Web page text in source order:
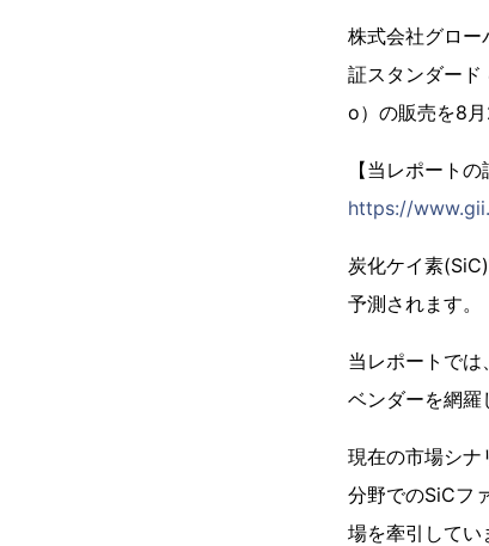
株式会社グロー
証スタンダー
o）の販売を8月
【当レポートの
https://
炭化ケイ素
予測されます。
当レポートで
ベンダーを網羅
現在の市場シナ
分野でのSiCフ
場を牽引してい